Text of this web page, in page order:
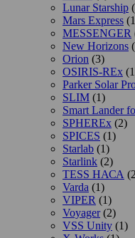
Lunar Starship
Mars Express
MESSENGER
New Horizons
Orion (3)
OSIRIS-REx
Parker Solar
SLIM (1)
Smart Lander
SPHEREx (2)
SPICES (1)
Starlab (1)
Starlink (2)
TESS НАСА
Varda (1)
VIPER (1)
Voyager(2)
VSS Unity (1)